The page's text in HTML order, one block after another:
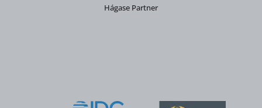
Hágase Partner